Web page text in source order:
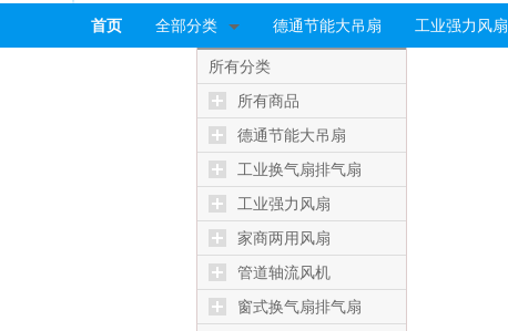
首页 全部分类 德通节能大吊扇 工业强力风扇
所有分类
所有商品
德通节能大吊扇
工业换气扇排气扇
工业强力风扇
家商两用风扇
管道轴流风机
窗式换气扇排气扇